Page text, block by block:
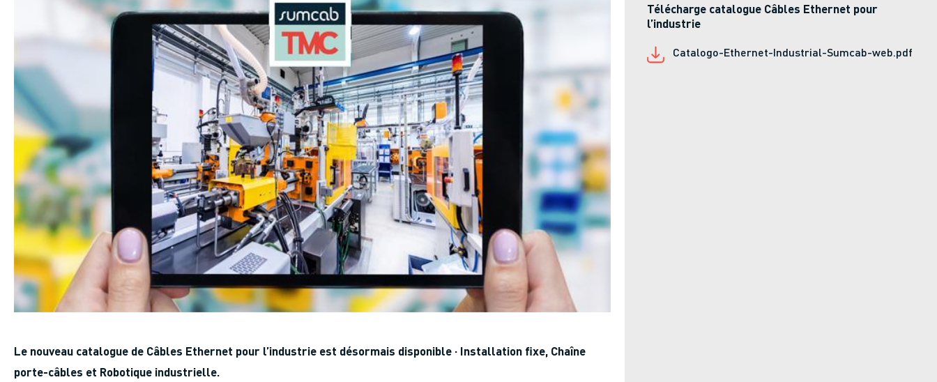
Le nouveau catalogue de Câbles Ethernet pour l’industrie est désormais disponible · Installation fixe, Chaîne
porte-câbles et Robotique industrielle.
Télécharge catalogue Câbles Ethernet pour
l’industrie
Catalogo-Ethernet-Industrial-Sumcab-web.pdf